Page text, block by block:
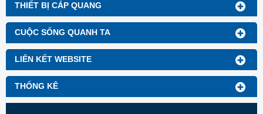
THIẾT BỊ CÁP QUANG
CUỘC SỐNG QUANH TA
LIÊN KẾT WEBSITE
THỐNG KÊ